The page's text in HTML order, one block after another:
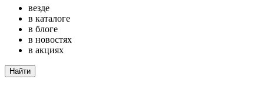
везде
в каталоге
в блоге
в новостях
в акциях
Найти